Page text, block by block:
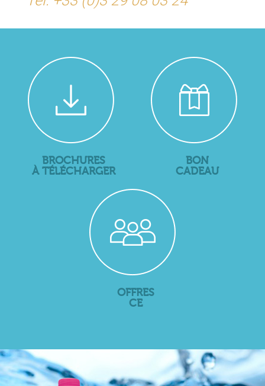
BROCHURES
À TÉLÉCHARGER
BON
CADEAU
OFFRES
CE